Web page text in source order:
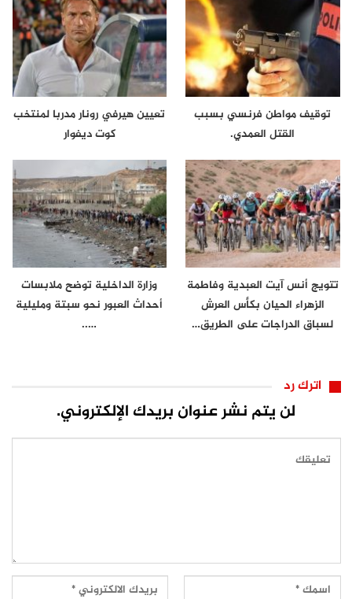
توقيف مواطن فرنسي بسبب
القتل العمدي.
تعيين هيرفي رونار مدربا لمنتخب
كوت ديفوار
تتويج أنس آيت العبدية وفاطمة
الزهراء الحيان بكأس العرش
لسباق الدراجات على الطريق…
وزارة الداخلية توضح ملابسات
أحداث العبور نحو سبتة ومليلية
…..
اترك رد
لن يتم نشر عنوان بريدك الإلكتروني.